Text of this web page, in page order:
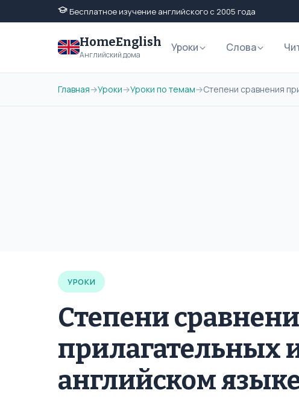
Бесплатное изучение английского с 2005 года
HomeEnglish
Английский дома
Уроки Слова
Главная→Уроки→Уроки по темам→Степени сравнения
УРОКИ
Степени
прилагательных
английском